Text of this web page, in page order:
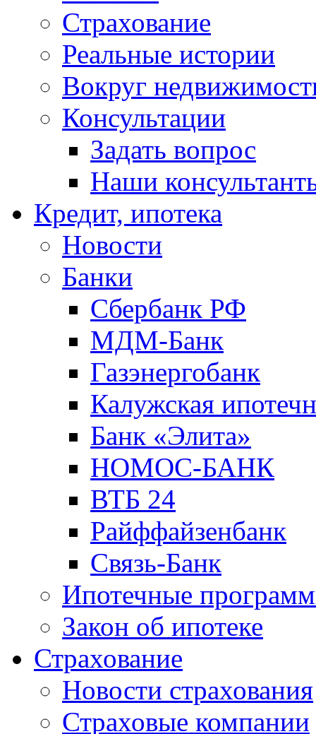
Страхование
Реальные истории
Вокруг
Консультации
Задать вопрос
Наши
Кредит, ипотека
Новости
Банки
Сбербанк РФ
МДМ-Банк
Газэнергобанк
Калужская
Банк «Элита»
НОМОС-БАНК
ВТБ 24
Райффайзенбанк
Связь-Банк
Ипотечные
Закон об ипотеке
Страхование
Новости страхования
Страховые компании